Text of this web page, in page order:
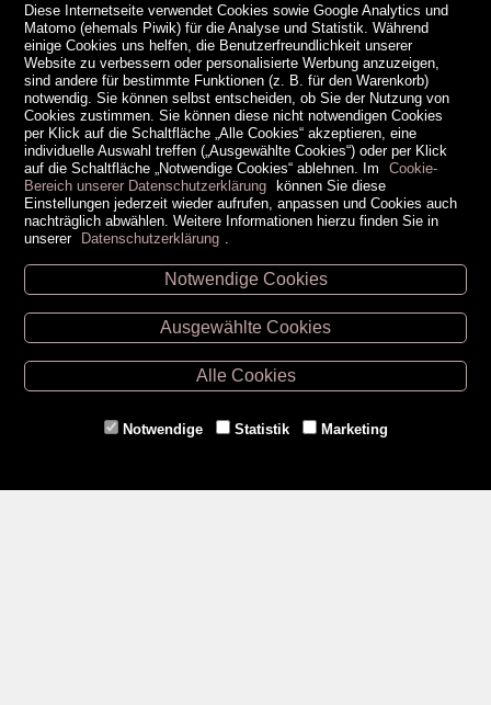
Unsere Öffnungszeiten
Retz -02942/20433
Hollabrunn -02952/30057
Eggenburg -02984/3836
Gmünd -
Diese Internetseite verwendet Cookies sowie Google Analytics und
Matomo (ehemals Piwik) für die Analyse und Statistik. Während
einige Cookies uns helfen, die Benutzerfreundlichkeit unserer
Website zu verbessern oder personalisierte Werbung anzuzeigen,
sind andere für bestimmte Funktionen (z. B. für den Warenkorb)
notwendig. Sie können selbst entscheiden, ob Sie der Nutzung von
Cookies zustimmen. Sie können diese nicht notwendigen Cookies
per Klick auf die Schaltfläche „Alle Cookies“ akzeptieren, eine
individuelle Auswahl treffen („Ausgewählte Cookies“) oder per Klick
auf die Schaltfläche „Notwendige Cookies“ ablehnen. Im
Cookie-
Bereich unserer Datenschutzerklärung können Sie diese
Einstellungen jederzeit wieder aufrufen, anpassen und Cookies auch
nachträglich abwählen. Weitere Informationen hierzu finden Sie in
unserer Datenschutzerklärung
Notwendige Cookies
Ausgewählte Cookies
Alle Cookies
Notwendige Statistik Marketing